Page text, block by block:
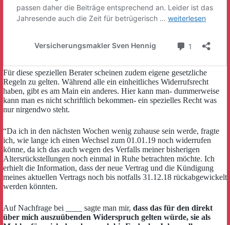
Für diese speziellen Berater scheinen zudem eigene gesetzliche
Regeln zu gelten. Während alle ein einheitliches Widerrufsrecht
haben, gibt es am Main ein anderes. Hier kann man- dummerweise
kann man es nicht schriftlich bekommen- ein spezielles Recht was
nur nirgendwo steht.
“Da ich in den nächsten Wochen wenig zuhause sein werde, fragte
ich, wie lange ich einen Wechsel zum 01.01.19 noch widerrufen
könne, da ich das auch wegen des Verfalls meiner bisherigen
Altersrückstellungen noch einmal in Ruhe betrachten möchte. Ich
erhielt die Information, dass der neue Vertrag und die Kündigung
meines aktuellen Vertrags noch bis notfalls 31.12.18 rückabgewickelt
werden könnten.
Auf Nachfrage bei ____ sagte man mir, dass das für den direkt
über mich auszuübenden Widerspruch gelten würde, sie als